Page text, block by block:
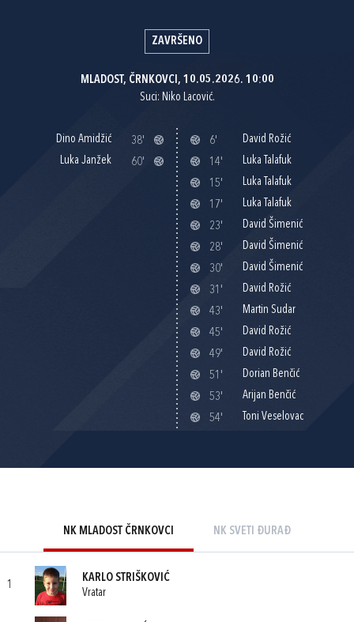
ZAVRŠENO
MLADOST, ČRNKOVCI, 10.05.2026. 10:00
Suci: Niko Lacović.
Dino Amidžić
38'
Luka Janžek
60'
6'
David Rožić
14'
Luka Talafuk
15'
Luka Talafuk
17'
Luka Talafuk
23'
David Šimenić
28'
David Šimenić
30'
David Šimenić
31'
David Rožić
43'
Martin Sudar
45'
David Rožić
49'
David Rožić
51'
Dorian Benčić
53'
Arijan Benčić
54'
Toni Veselovac
NK MLADOST ČRNKOVCI NK SVETI ĐURAĐ
1
KARLO STRIŠKOVIĆ
Vratar